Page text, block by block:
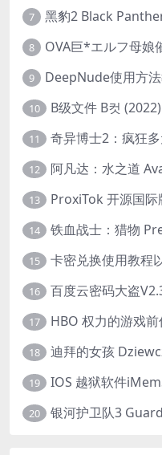
7
8
9 DeepNude使用方
10
11
12
13
14 铁血战士：猎物
15 卡密兑换使用教程
16 百度云密码大盗
17
18
19
20